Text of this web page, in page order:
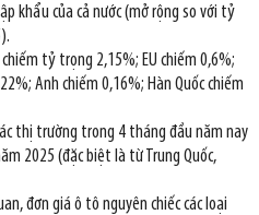
khẩu của cả nước (mở rộng so với tỷ
tỷ trọng 2,15%; EU chiếm 0,6%;
Anh chiếm 0,16%; Hàn Quốc chiếm
thị trường trong 4 tháng đầu năm nay
2025 (đặc biệt là từ Trung Quốc,
đơn giá ô tô nguyên chiếc các loại